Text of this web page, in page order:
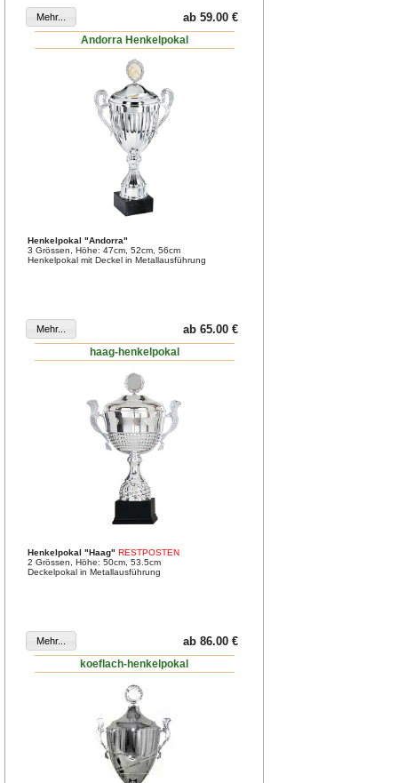
ab 59.00 €
Andorra Henkelpokal
Henkelpokal "Andorra"
3 Grössen, Höhe: 47cm, 52cm, 56cm
Henkelpokal mit Deckel in Metallausführung
ab 65.00 €
haag-henkelpokal
Henkelpokal "Haag" RESTPOSTEN
2 Grössen, Höhe: 50cm, 53.5cm
Deckelpokal in Metallausführung
ab 86.00 €
koeflach-henkelpokal